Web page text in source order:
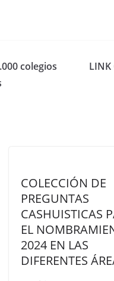
colegios
LINK
COLECCIÓN DE
PREGUNTAS
CASHUISTICAS
EL
2024 EN LAS
DIFERENTES